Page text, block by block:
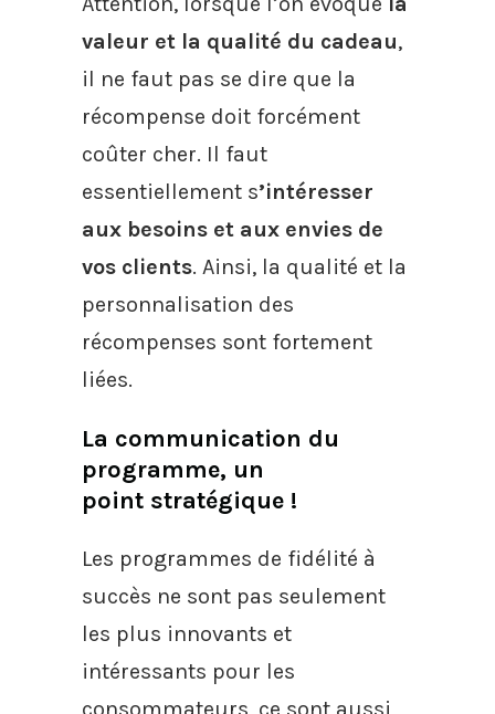
valeur et la qualité du cadeau,
il ne faut pas se dire que la
récompense doit forcément
coûter cher. Il faut
essentiellement s’intéresser
aux besoins et aux envies de
vos clients. Ainsi, la qualité et la
personnalisation des
récompenses sont fortement
liées.
La communication du
programme, un
point stratégique !
Les programmes de fidélité à
succès ne sont pas seulement
les plus innovants et
intéressants pour les